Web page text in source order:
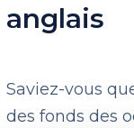
anglais
Saviez-vous
des fonds des